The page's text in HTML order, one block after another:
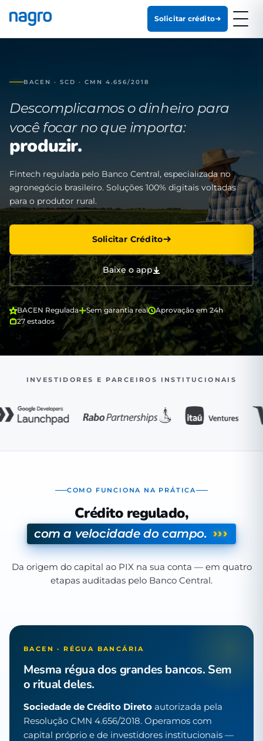
Solicitar crédito
BACEN · SCD · CMN 4.656/2018
Descomplicamos o dinheiro para
você focar no que importa:
produzir.
Fintech regulada pelo Banco Central, especializada no
agronegócio brasileiro. Soluções 100% digitais voltadas
para o produtor rural.
Solicitar Crédito
Baixe o app
BACEN Regulada Sem garantia real
Aprovação em 24h
27 estados
INVESTIDORES E PARCEIROS INSTITUCIONAIS
COMO FUNCIONA NA PRÁTICA
Crédito regulado,
com a velocidade do campo. ›››
Da origem do capital ao PIX na sua conta — em quatro
etapas auditadas pelo Banco Central.
BACEN · RÉGUA BANCÁRIA
Mesma régua dos grandes bancos. Sem
o ritual deles.
Sociedade de Crédito Direto autorizada pela
Resolução CMN 4.656/2018. Operamos com
capital próprio e de investidores institucionais —